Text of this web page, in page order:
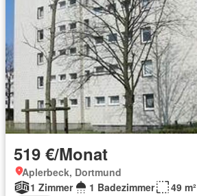
519 €/Monat
Aplerbeck, Dortmund
1 Zimmer
1 Badezimmer
49 m²